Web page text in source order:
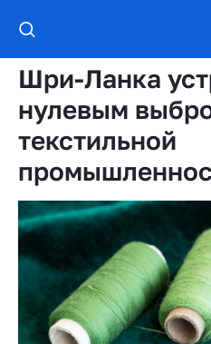
Шри-Ланка
нулевым
текстильной